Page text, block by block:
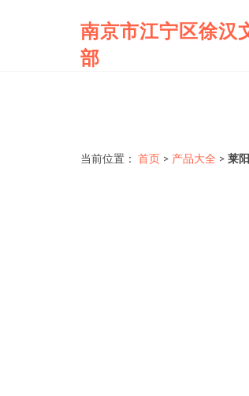
南京市江宁区徐汉
部
当前位置： 首页 > 产品大全 > 莱